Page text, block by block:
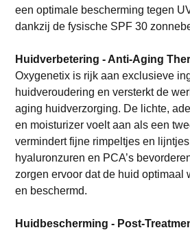
een optimale bescherming tegen
dankzij de fysische SPF 30
Huidverbetering - Anti-Aging
Oxygenetix is rijk aan exclusieve
huidveroudering en versterkt de
aging huidverzorging. De lichte,
en moisturizer voelt aan als een
vermindert fijne rimpeltjes en
hyaluronzuren en PCA’s
zorgen ervoor dat de huid optimaal
en beschermd.
Huidbescherming - Post-